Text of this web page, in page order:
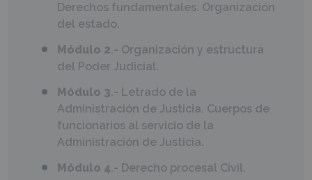
Derechos fundamentales. Organización
del estado.
Módulo 2.- Organización y estructura
del Poder Judicial.
Módulo 3.- Letrado de la
Administración de Justicia. Cuerpos de
funcionarios al servicio de la
Administración de Justicia.
Módulo 4.- Derecho procesal Civil.